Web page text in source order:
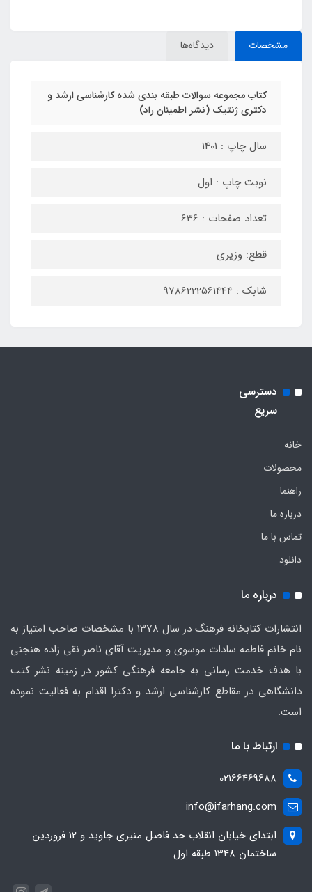
مشخصات دیدگاه‌ها
کتاب مجموعه سوالات طبقه بندی شده کارشناسی ارشد و
دکتری ژنتیک (نشر اطمینان راد)
سال چاپ : 1401
نوبت چاپ : اول
تعداد صفحات : 636
قطع: وزیری
شابک : 9786222561444
دسترسی
سریع
خانه
محصولات
راهنما
درباره ما
تماس با ما
دانلود
درباره ما
انتشارات کتابخانه فرهنگ در سال 1378 با مشخصات صاحب امتیاز به
نام خانم فاطمه سادات موسوی و مدیریت آقای ناصر نقی زاده هنجنی
با هدف خدمت رسانی به جامعه فرهنگی کشور در زمینه نشر کتب
دانشگاهی در مقاطع کارشناسی ارشد و دکترا اقدام به فعالیت نموده
است.
ارتباط با ما
02166469688
info@ifarhang.com
ابتداي خيابان انقلاب حد فاصل منيري جاويد و 12 فروردين
ساختمان 1348 طبقه اول